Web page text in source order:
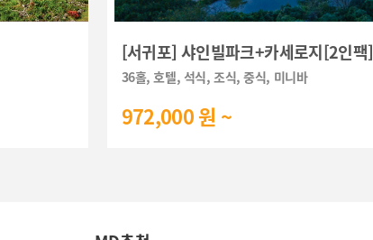
[서귀포] 샤인빌파크+카세로지[2인팩]
36홀, 호텔, 석식, 조식, 중식, 미니바
972,000 원 ~